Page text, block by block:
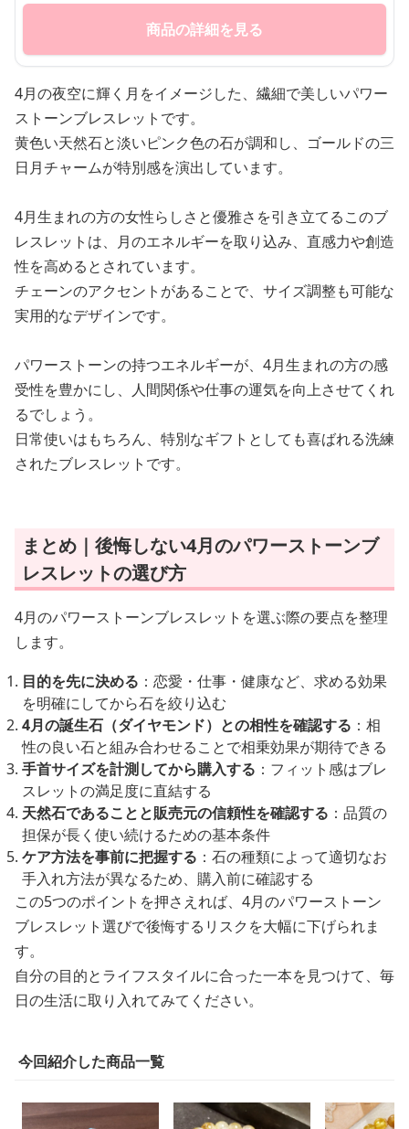
商品の詳細を見る
4月の夜空に輝く月をイメージした、繊細で美しいパワー
ストーンブレスレットです。
黄色い天然石と淡いピンク色の石が調和し、ゴールドの三
日月チャームが特別感を演出しています。
4月生まれの方の女性らしさと優雅さを引き立てるこのブ
レスレットは、月のエネルギーを取り込み、直感力や創造
性を高めるとされています。
チェーンのアクセントがあることで、サイズ調整も可能な
実用的なデザインです。
パワーストーンの持つエネルギーが、4月生まれの方の感
受性を豊かにし、人間関係や仕事の運気を向上させてくれ
るでしょう。
日常使いはもちろん、特別なギフトとしても喜ばれる洗練
されたブレスレットです。
まとめ｜後悔しない4月のパワーストーンブ
レスレットの選び方
4月のパワーストーンブレスレットを選ぶ際の要点を整理
します。
目的を先に決める ：恋愛・仕事・健康など、求める効果
を明確にしてから石を絞り込む
4月の誕生石（ダイヤモンド）との相性を確認する ：相
性の良い石と組み合わせることで相乗効果が期待できる
手首サイズを計測してから購入する ：フィット感はブレ
スレットの満足度に直結する
天然石であることと販売元の信頼性を確認する ：品質の
担保が長く使い続けるための基本条件
ケア方法を事前に把握する ：石の種類によって適切なお
手入れ方法が異なるため、購入前に確認する
この5つのポイントを押さえれば、4月のパワーストーン
ブレスレット選びで後悔するリスクを大幅に下げられま
す。
自分の目的とライフスタイルに合った一本を見つけて、毎
日の生活に取り入れてみてください。
今回紹介した商品一覧